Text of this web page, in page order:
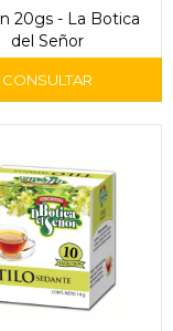
20gs - La Botica
del Señor